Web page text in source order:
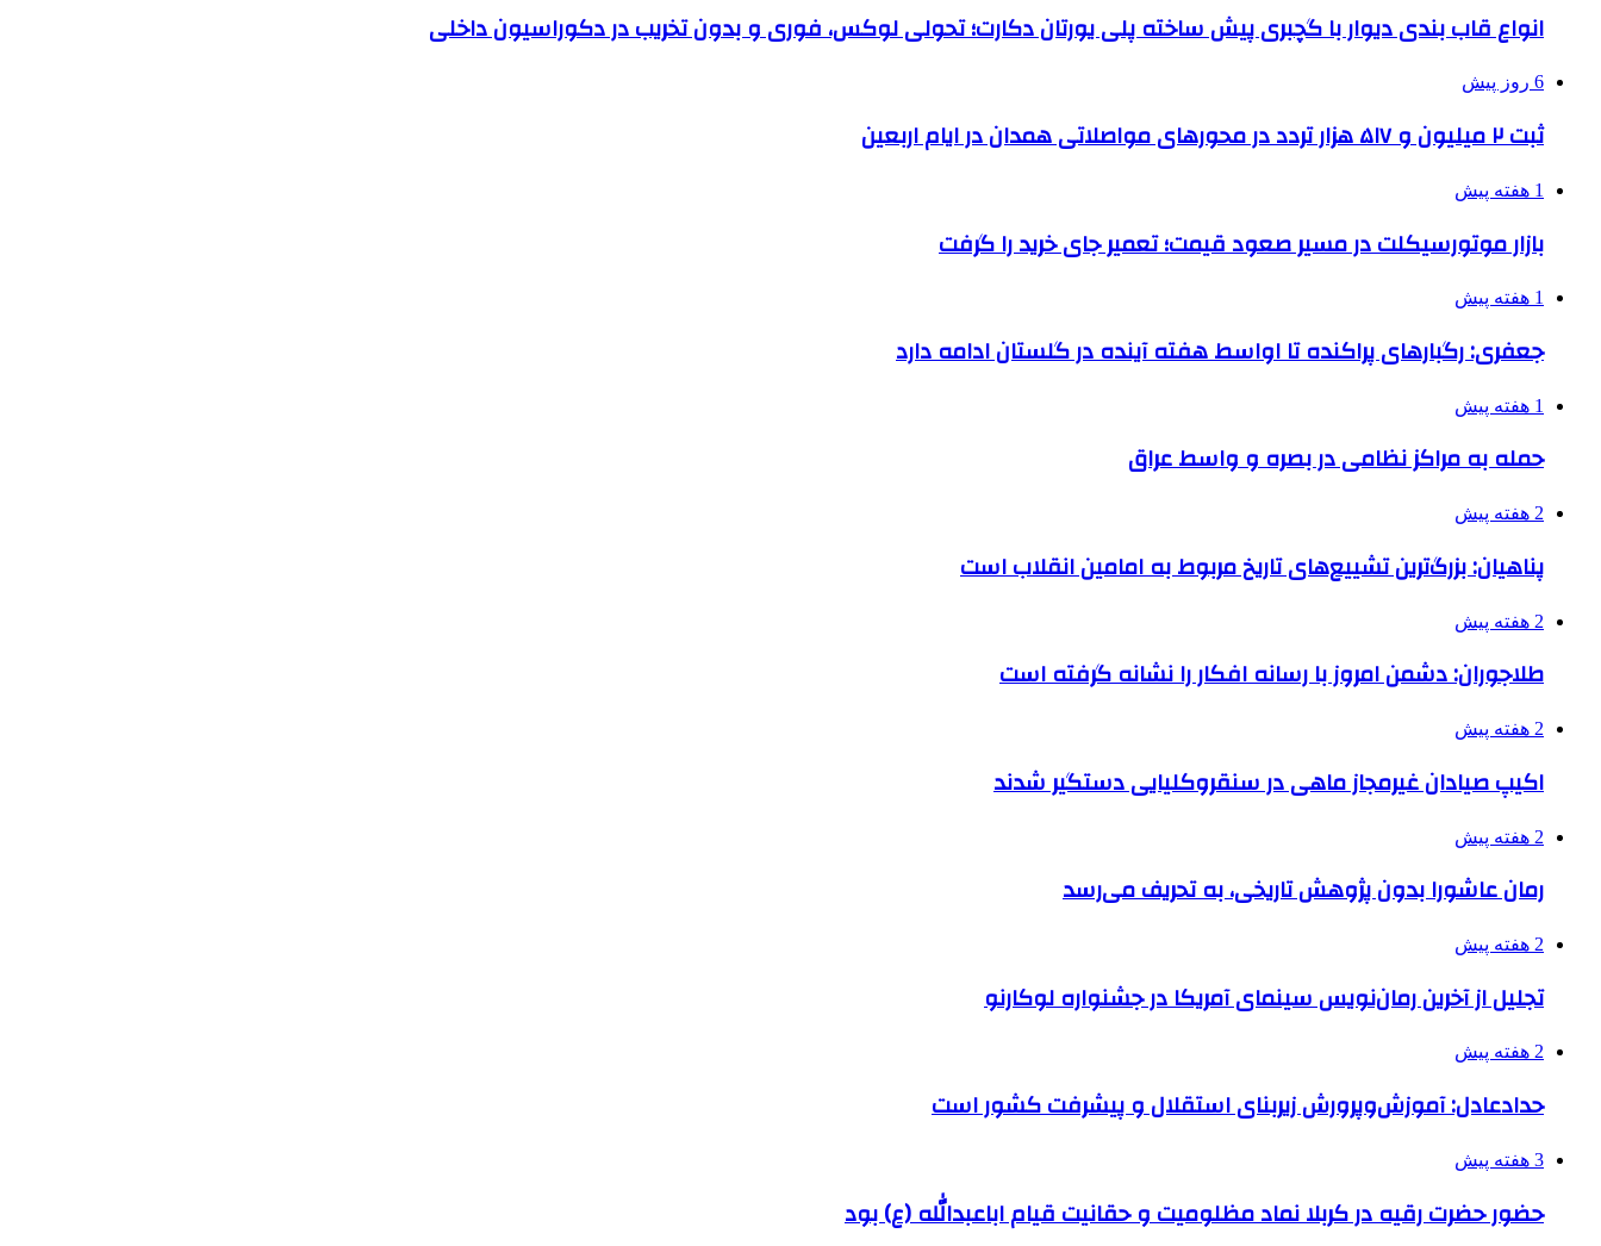
انواع قاب بندی دیوار با گچبری پیش ساخته پلی یورتان دکارت؛ تحولی لوکس، فوری و بدون تخریب در دکوراسیون داخلی
6 روز پیش
ثبت ۲ میلیون و ۵۱۷ هزار تردد در محورهای مواصلاتی همدان در ایام اربعین
1 هفته پیش
بازار موتورسیکلت در مسیر صعود قیمت؛ تعمیر جای خرید را گرفت
1 هفته پیش
جعفری: رگبارهای پراکنده تا اواسط هفته آینده در گلستان ادامه دارد
1 هفته پیش
حمله به مراکز نظامی در بصره و واسط عراق
2 هفته پیش
پناهیان: بزرگ‌ترین تشییع‌های تاریخ مربوط به امامین انقلاب است
2 هفته پیش
طلاجوران: دشمن امروز با رسانه افکار را نشانه گرفته است
2 هفته پیش
اکیپ صیادان غیرمجاز ماهی در سنقروکلیایی دستگیر شدند
2 هفته پیش
رمان عاشورا بدون پژوهش تاریخی، به تحریف می‌رسد
2 هفته پیش
تجلیل از آخرین رمان‌نویس سینمای آمریکا در جشنواره لوکارنو
2 هفته پیش
حدادعادل: آموزش‌وپرورش زیربنای استقلال و پیشرفت کشور است
3 هفته پیش
حضور حضرت رقیه در کربلا نماد مظلومیت و حقانیت قیام اباعبدالله (ع) بود